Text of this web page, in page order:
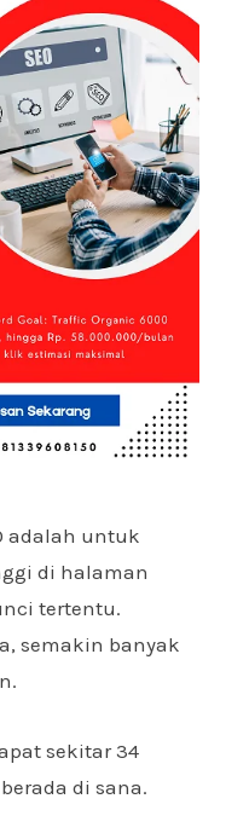
adalah untuk
di halaman
tertentu.
semakin banyak
sekitar 34
di sana.